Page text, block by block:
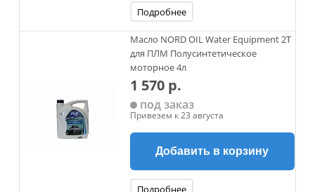
Подробнее
Масло NORD OIL Water Equipment 2Т
для ПЛМ Полусинтетическое
моторное 4л
1 570 р.
под заказ
Привезем к 23 августа
Добавить в корзину
Подробнее